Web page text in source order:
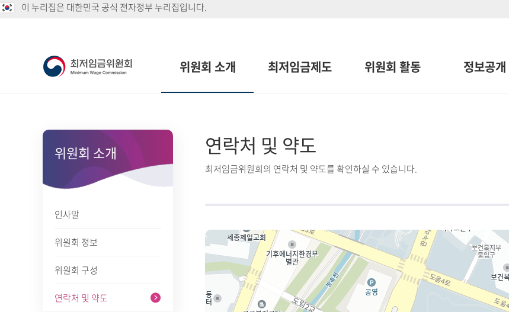
이 누리집은 대한민국 공식 전자정부 누리집입니다.
위원회 소개 최저임금제도 위원회 활동 정보공개
위원회 소개
인사말
위원회 정보
위원회 구성
연락처 및 약도
연락처 및 약도
최저임금위원회의 연락처 및 약도를 확인하실 수 있습니다.